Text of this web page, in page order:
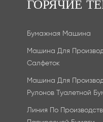
ГОРЯЧИЕ
Бумажная Машина
Машина Для
Салфеток
Машина Для
Рулонов Туалетной
Линия По